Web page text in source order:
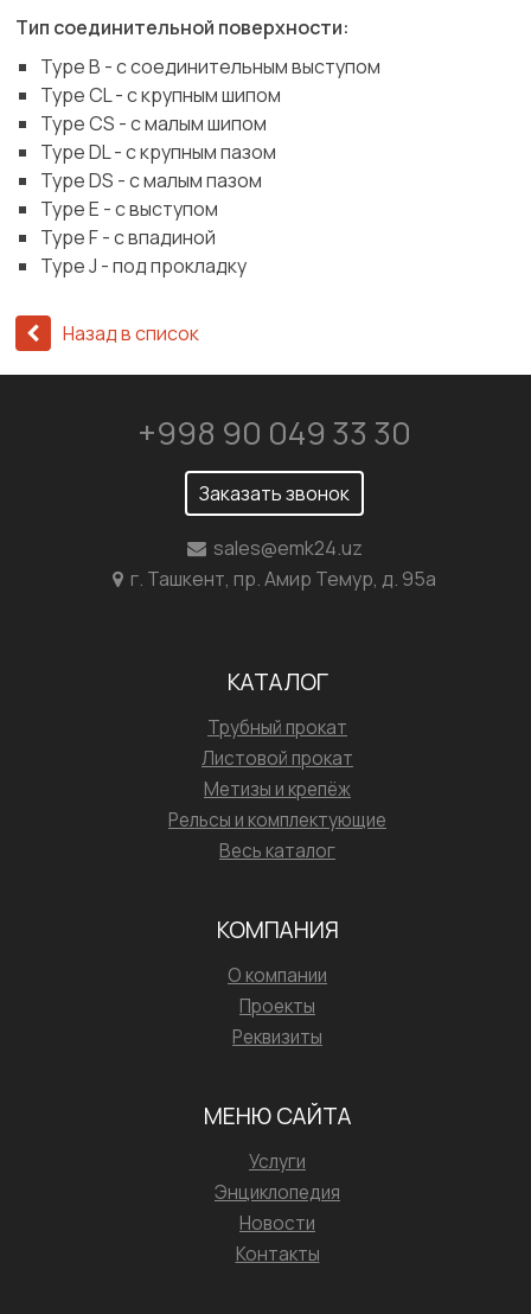
Тип соединительной поверхности:
Type B - с соединительным выступом
Type CL - с крупным шипом
Type CS - с малым шипом
Type DL - с крупным пазом
Type DS - с малым пазом
Type E - c выступом
Type F - с впадиной
Type J - под прокладку
Назад в список
+998 90 049 33 30
Заказать звонок
sales@emk24.uz
г. Ташкент, пр. Амир Темур, д. 95а
КАТАЛОГ
Трубный прокат
Листовой прокат
Метизы и крепёж
Рельсы и комплектующие
Весь каталог
КОМПАНИЯ
О компании
Проекты
Реквизиты
МЕНЮ САЙТА
Услуги
Энциклопедия
Новости
Контакты